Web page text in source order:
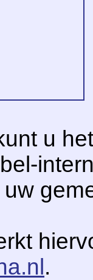
u
.